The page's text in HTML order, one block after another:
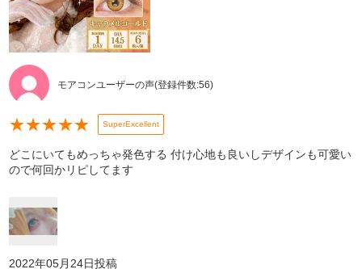
モアコンユーザーの声(登録件数:56)
★★★★★ SuperExcellent
どこにいてもめっちゃ発色する 付け心地も良いしデザインも可愛い
ので何回かリピしてます
2022年05月24日投稿